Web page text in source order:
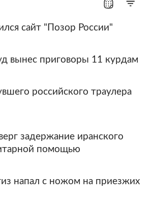
Россия
техника Спорт
Путешествия
себе Авто
сайт "Позор России"
вынес приговоры 11 курдам
российского траулера
задержание иранского
помощью
напал с ножом на приезжих